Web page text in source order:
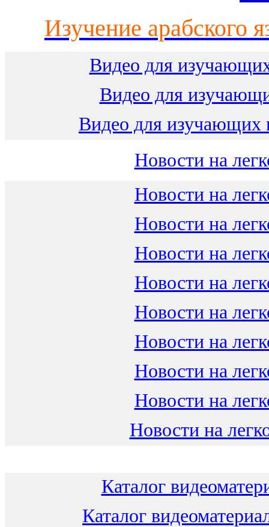
Изучение арабского
Видео для
Видео для
Видео для изучающих
Новости на
Новости на
Новости на
Новости на
Новости на
Новости на
Новости на
Новости на
Новости на
Новости на
Каталог
Каталог